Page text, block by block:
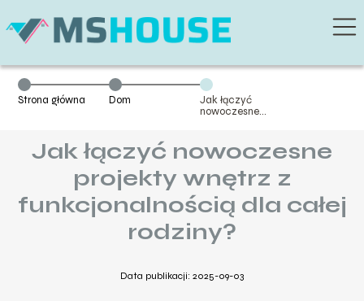
Strona główna Dom
Jak łączyć
nowoczesne
funkcjonalnością
dla całej
rodziny?
Jak łączyć nowoczesne
projekty wnętrz z
funkcjonalnością dla całej
rodziny?
Data publikacji: 2025-09-03